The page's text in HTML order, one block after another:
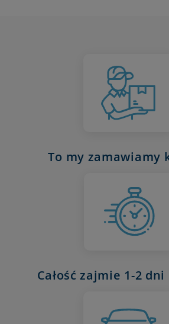
To my zamawiamy
Całość zajmie 1-2